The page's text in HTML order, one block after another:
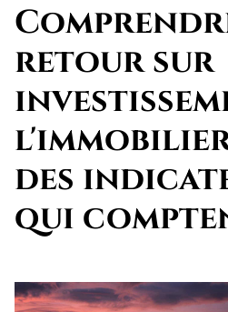
retour sur
l'immobilier
des
qui